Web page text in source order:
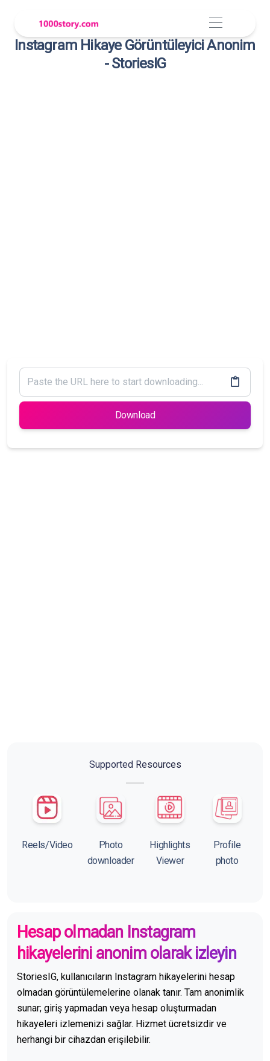
Instagram Hikaye Görüntüleyici Anonim
- StoriesIG
Download
Supported Resources
Reels/Video
Photo
downloader
Highlights
Viewer
Profile
photo
Hesap olmadan Instagram
hikayelerini anonim olarak izleyin
StoriesIG, kullanıcıların Instagram hikayelerini hesap
olmadan görüntülemelerine olanak tanır. Tam anonimlik
sunar; giriş yapmadan veya hesap oluşturmadan
hikayeleri izlemenizi sağlar. Hizmet ücretsizdir ve
herhangi bir cihazdan erişilebilir.